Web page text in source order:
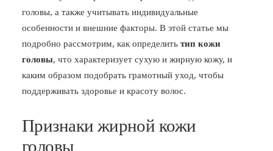
головы, а также учитывать индивидуальные
особенности и внешние факторы. В этой статье мы
подробно рассмотрим, как определить тип кожи
головы, что характеризует сухую и жирную кожу, и
каким образом подобрать грамотный уход, чтобы
поддерживать здоровье и красоту волос.
Признаки жирной кожи
головы